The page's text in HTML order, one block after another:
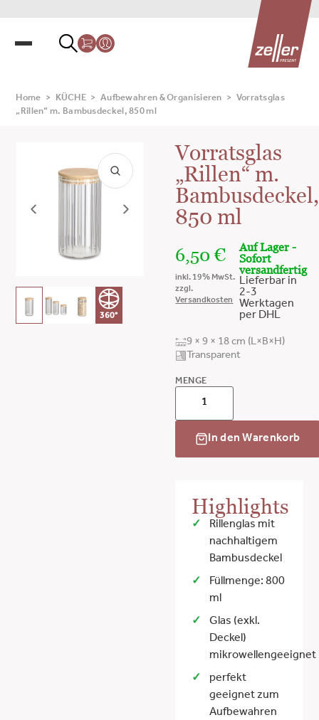
Home > KÜCHE > Aufbewahren & Organisieren >
Vorratsglas
„Rillen“ m. Bambusdeckel, 850 ml
360°
Vorratsglas
„Rillen“ m.
Bambusdeckel,
850 ml
6,50€
inkl. 19% MwSt.
zzgl.
Versandkosten
Auf Lager -
Sofort
versandfertig
Lieferbar in
2-3
Werktagen
per DHL
9 × 9 × 18 cm (L×B×H)
Transparent
MENGE
In den Warenkorb
Highlights
Rillenglas mit
nachhaltigem
Bambusdeckel
Füllmenge: 800
ml
Glas (exkl.
Deckel)
mikrowellengeeignet
perfekt
geeignet zum
Aufbewahren